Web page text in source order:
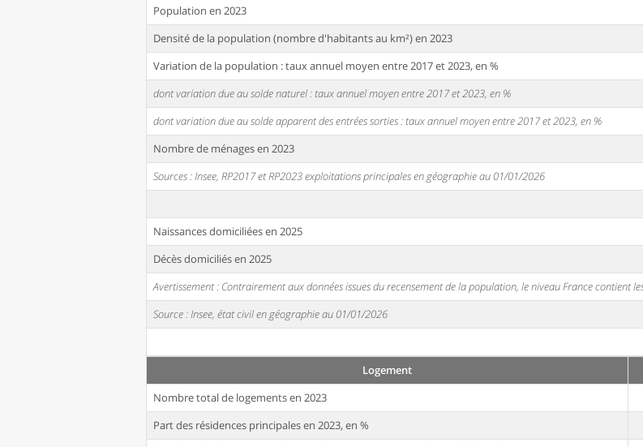
Population en 2023
Densité de la population (nombre d'habitants au km²) en 2023
Variation de la population : taux annuel moyen entre 2017 et 2023, en %
dont variation due au solde naturel : taux annuel moyen entre 2017 et 2023, en %
dont variation due au solde apparent des entrées sorties : taux annuel moyen entre 2017 et 2023, en %
Nombre de ménages en 2023
Sources : Insee, RP2017 et RP2023 exploitations principales en géographie au 01/01/2026
Naissances domiciliées en 2025
Décès domiciliés en 2025
Avertissement : Contrairement aux données issues du recensement de la population, le niveau France contient
Source : Insee, état civil en géographie au 01/01/2026
Logement
Nombre total de logements en 2023
Part des résidences principales en 2023, en %